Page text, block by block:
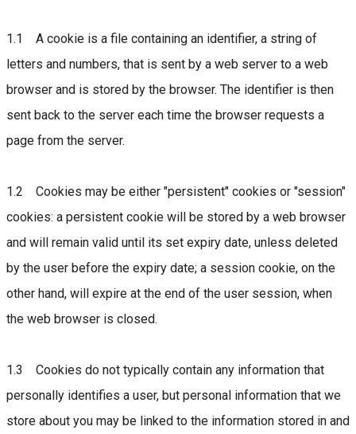
1.1 A cookie is a file containing an identifier, a string of
letters and numbers, that is sent by a web server to a web
browser and is stored by the browser. The identifier is then
sent back to the server each time the browser requests a
page from the server.
1.2 Cookies may be either "persistent" cookies or "session"
cookies: a persistent cookie will be stored by a web browser
and will remain valid until its set expiry date, unless deleted
by the user before the expiry date; a session cookie, on the
other hand, will expire at the end of the user session, when
the web browser is closed.
1.3 Cookies do not typically contain any information that
personally identifies a user, but personal information that we
store about you may be linked to the information stored in and